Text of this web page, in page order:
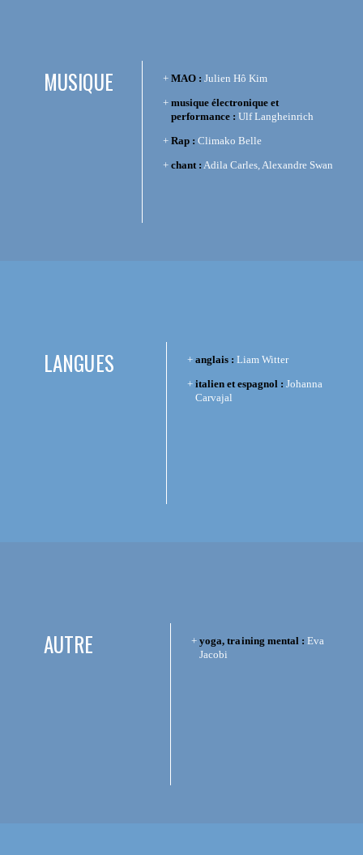
MUSIQUE MAO : Julien Hô Kim
musique électronique et
performance : Ulf Langheinrich
Rap : Climako Belle
chant : Adila Carles, Alexandre Swan
LANGUES anglais : Liam Witter
italien et espagnol : Johanna
Carvajal
AUTRE yoga, training mental : Eva
Jacobi